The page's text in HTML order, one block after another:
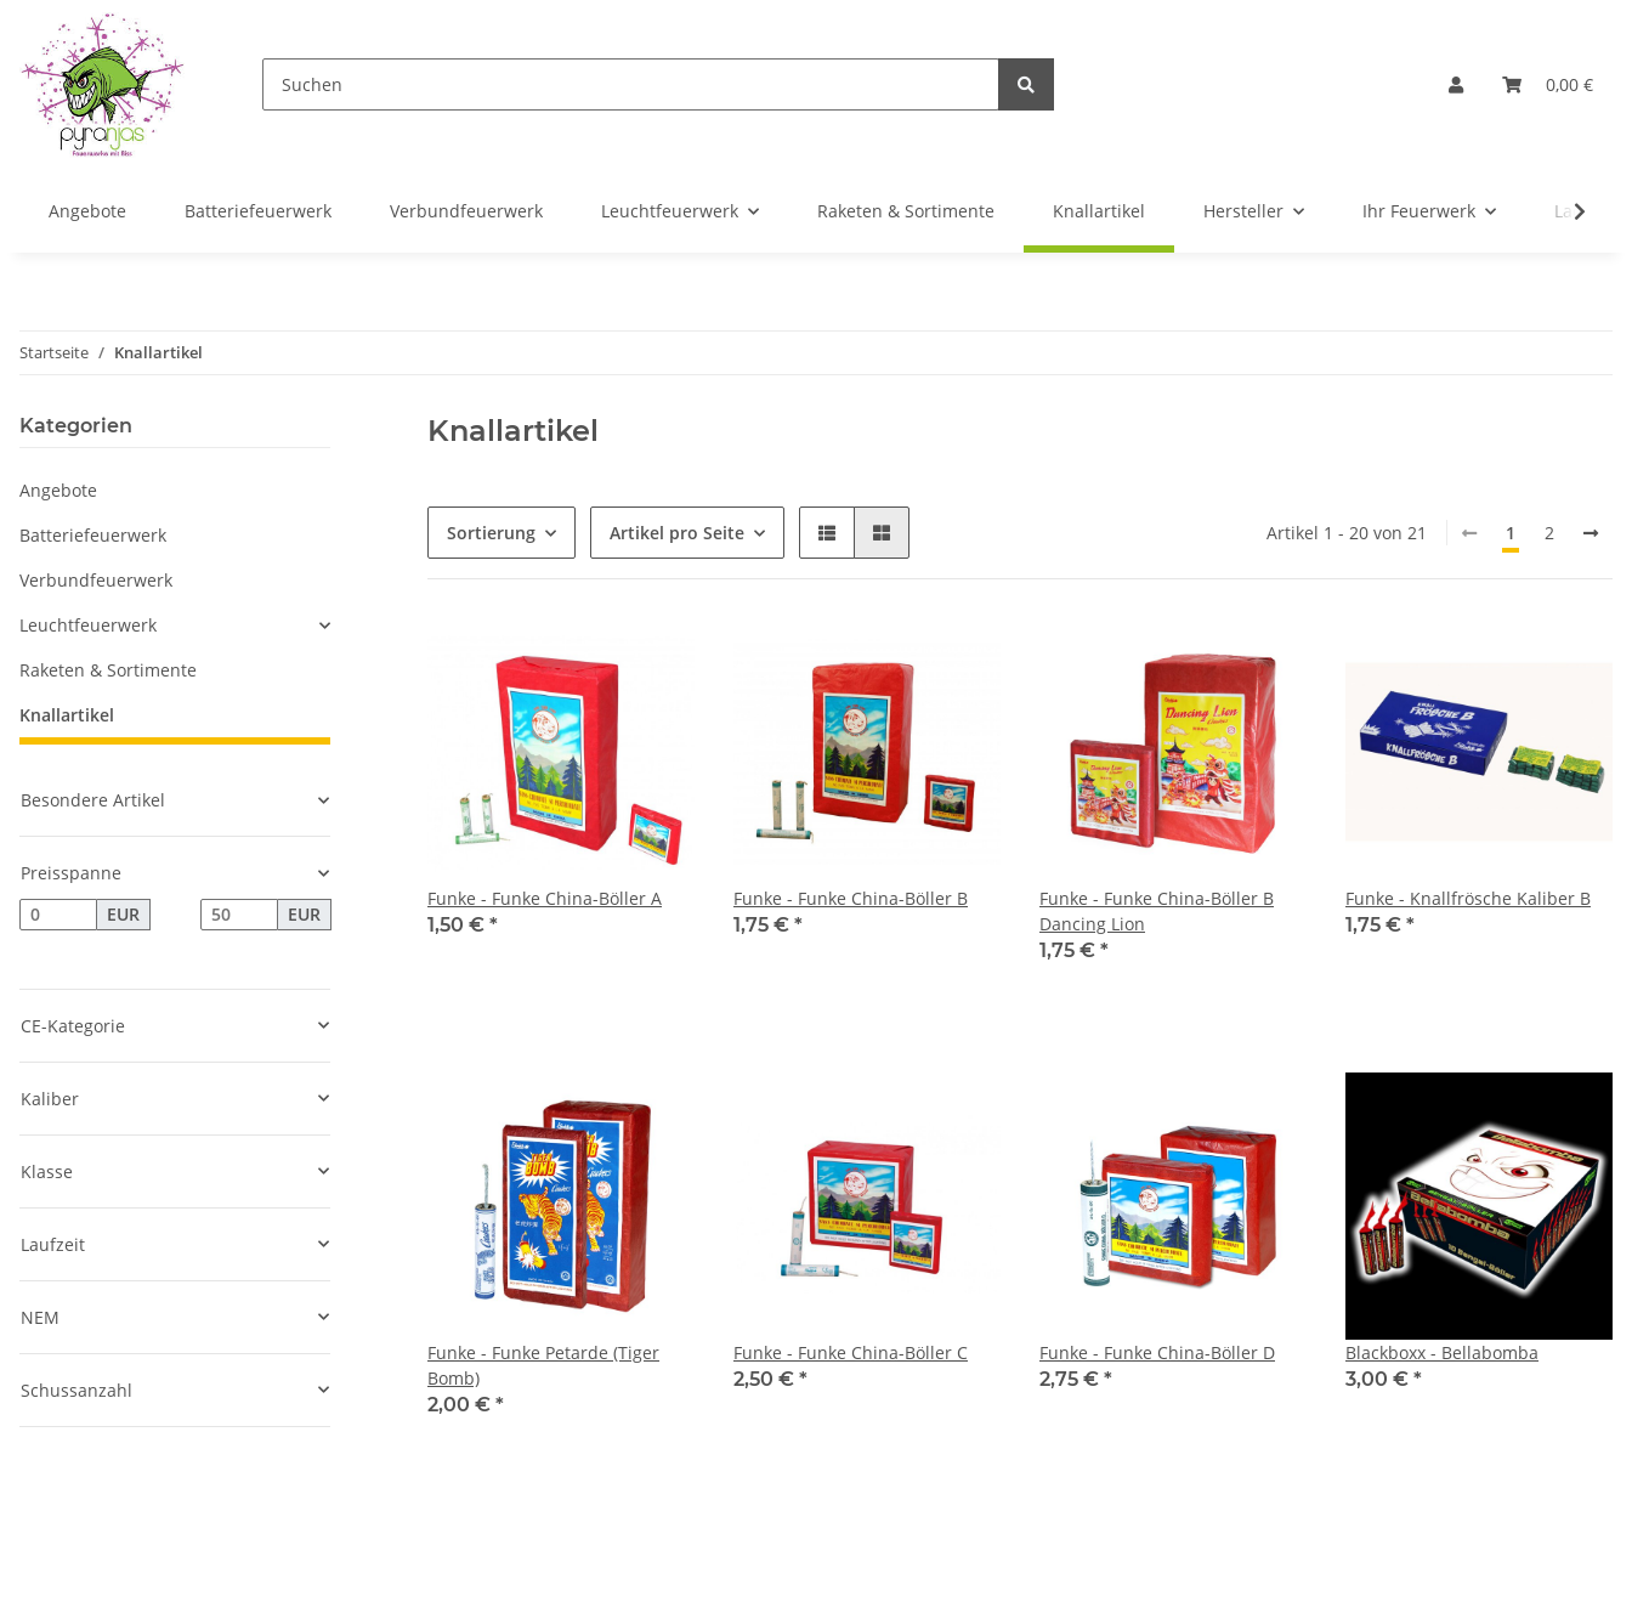
0,00 €
Angebote Batteriefeuerwerk Verbundfeuerwerk Leuchtfeuerwerk Raketen & Sortimente Knallartikel Hersteller Ihr Feuerwerk
Startseite Knallartikel
Knallartikel
Sortierung Artikel pro Seite Artikel 1 - 20 von 21 1 2
Funke - Funke China-Böller A
1,50 € *
Funke - Funke China-Böller B
1,75 € *
Funke - Funke China-Böller B
Dancing Lion
1,75 € *
Funke - Knallfrösche Kaliber B
1,75 € *
Funke - Funke Petarde (Tiger
Bomb)
2,00 € *
Funke - Funke China-Böller C
2,50 € *
Funke - Funke China-Böller D
2,75 € *
Blackboxx - Bellabomba
3,00 € *
Kategorien
Angebote
Batteriefeuerwerk
Verbundfeuerwerk
Leuchtfeuerwerk
Raketen & Sortimente
Knallartikel
Besondere Artikel
Preisspanne
EUR
EUR
CE-Kategorie
Kaliber
Klasse
Laufzeit
NEM
Schussanzahl